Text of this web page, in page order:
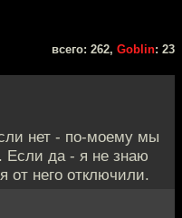
всего: 262, Goblin: 23
нет - по-моему мы
Если да - я не знаю
от него отключили.